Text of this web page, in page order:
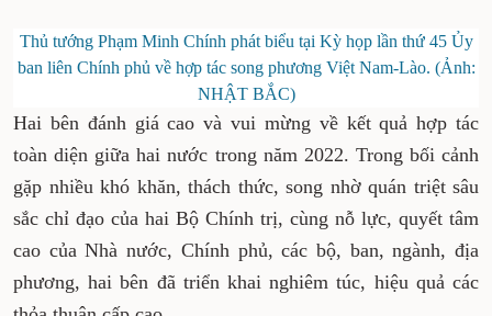
Thủ tướng Phạm Minh Chính phát biểu tại Kỳ họp lần thứ 45 Ủy
ban liên Chính phủ về hợp tác song phương Việt Nam-Lào. (Ảnh:
NHẬT BẮC)
Hai bên đánh giá cao và vui mừng về kết quả hợp tác
toàn diện giữa hai nước trong năm 2022. Trong bối cảnh
gặp nhiều khó khăn, thách thức, song nhờ quán triệt sâu
sắc chỉ đạo của hai Bộ Chính trị, cùng nỗ lực, quyết tâm
cao của Nhà nước, Chính phủ, các bộ, ban, ngành, địa
phương, hai bên đã triển khai nghiêm túc, hiệu quả các